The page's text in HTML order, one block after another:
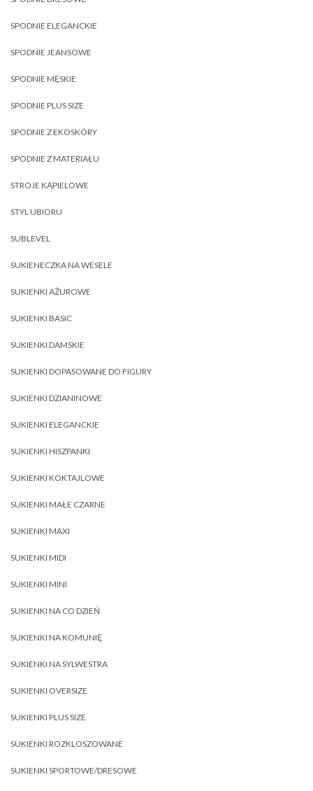
SPODNIE ELEGANCKIE
SPODNIE JEANSOWE
SPODNIE MĘSKIE
SPODNIE PLUS SIZE
SPODNIE Z EKOSKÓRY
SPODNIE Z MATERIAŁU
STROJE KĄPIELOWE
STYL UBIORU
SUBLEVEL
SUKIENECZKA NA WESELE
SUKIENKI AŻUROWE
SUKIENKI BASIC
SUKIENKI DAMSKIE
SUKIENKI DOPASOWANE DO FIGURY
SUKIENKI DZIANINOWE
SUKIENKI ELEGANCKIE
SUKIENKI HISZPANKI
SUKIENKI KOKTAJLOWE
SUKIENKI MAŁE CZARNE
SUKIENKI MAXI
SUKIENKI MIDI
SUKIENKI MINI
SUKIENKI NA CO DZIEŃ
SUKIENKI NA KOMUNIĘ
SUKIENKI NA SYLWESTRA
SUKIENKI OVERSIZE
SUKIENKI PLUS SIZE
SUKIENKI ROZKLOSZOWANE
SUKIENKI SPORTOWE/DRESOWE